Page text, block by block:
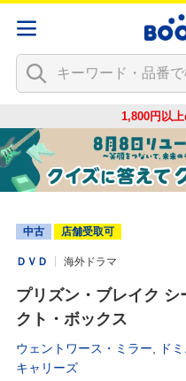
1,800円以
中古 店舗受取可
ＤＶＤ 海外ドラマ
プリズン・ブレイク
クト・ボックス
ウェントワース・ミラー ド
キャリーズ